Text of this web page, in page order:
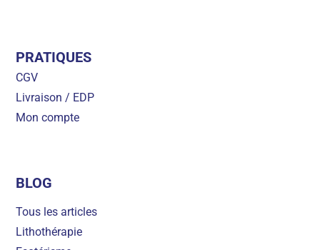
PRATIQUES
CGV
Livraison / EDP
Mon compte
BLOG
Tous les articles
Lithothérapie